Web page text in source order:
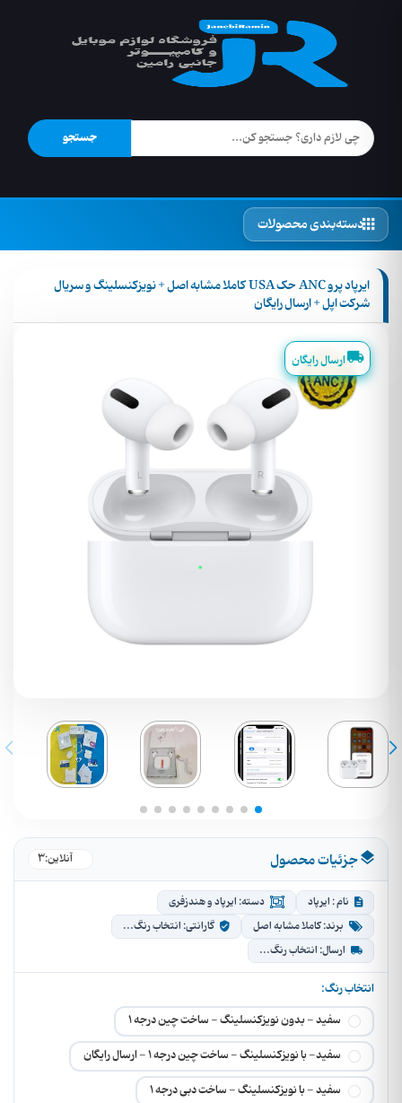
جستجو
دسته‌بندی محصولات
ایرپاد پرو ANC حک USA کاملا مشابه اصل + نویزکنسلینگ و سریال
شرکت اپل + ارسال رایگان
ارسال رایگان
جزئیات محصول آنلاین:3
نام : ایرپاد
دسته: ایرپاد و هندزفری
برند: کاملا مشابه اصل
گارانتی: انتخاب رنگ...
ارسال: انتخاب رنگ...
انتخاب رنگ:
سفید - بدون نویزکنسلینگ - ساخت چین درجه 1
سفید- با نویزکنسلینگ - ساخت چین درجه 1 - ارسال رایگان
سفید - با نویزکنسلینگ - ساخت دبی درجه 1